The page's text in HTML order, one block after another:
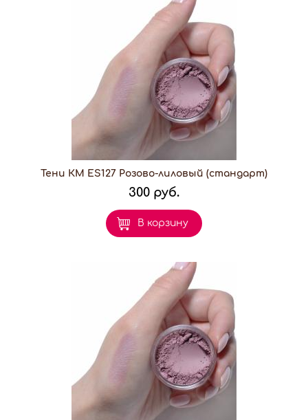
Тени КМ ES127 Розово-лиловый (стандарт)
300 руб.
В корзину